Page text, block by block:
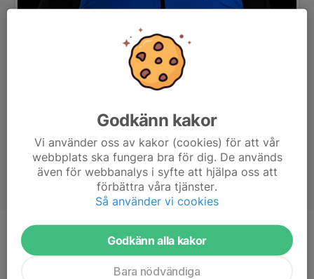
Titel
Sportchef
Ålder
50 år
Godkänn kakor
Vi använder oss av kakor (cookies) för att vår
webbplats ska fungera bra för dig. De används
även för webbanalys i syfte att hjälpa oss att
förbättra våra tjänster.
Så använder vi cookies
Godkänn alla kakor
Bara nödvändiga